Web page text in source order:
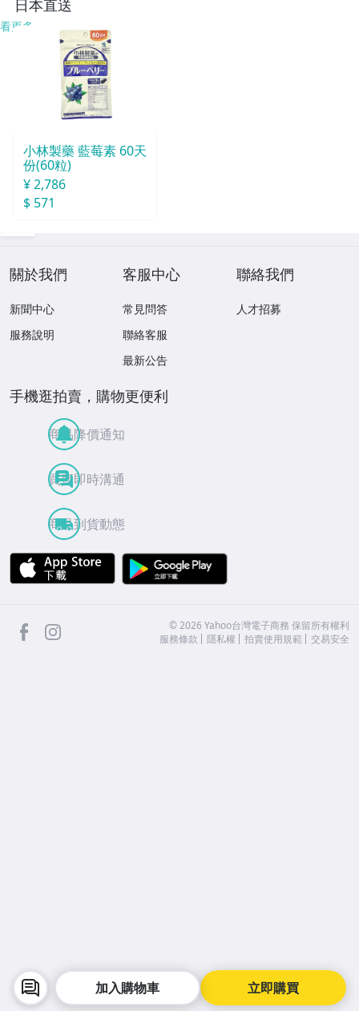
立即購買
加入購物車
日本直送
看更多
小林製藥 藍莓素 60天
份(60粒)
¥ 2,786
$ 571
關於我們
新聞中心
服務說明
客服中心
常見問答
聯絡客服
最新公告
聯絡我們
人才招募
手機逛拍賣，購物更便利
商品降價通知
買賣即時溝通
商品到貨動態
APP Store
facebook ©2026 Yahoo台灣電子商務 保留所有權利
服務條款
隱私權 拍賣使用規範 交易安全